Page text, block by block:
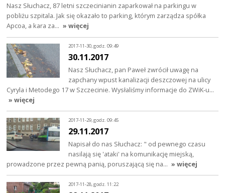
Nasz Słuchacz, 87 letni szczecinianin zaparkował na parkingu w
pobliżu szpitala. Jak się okazało to parking, którym zarządza spółka
Apcoa, a kara za… » więcej
2017-11-30, godz. 09:49
30.11.2017
Nasz Słuchacz, pan Paweł zwrócił uwagę na
zapchany wpust kanalizacji deszczowej na ulicy
Cyryla i Metodego 17 w Szczecinie. Wysłaliśmy informacje do ZWiK-u…
» więcej
2017-11-29, godz. 09:45
29.11.2017
Napisał do nas Słuchacz: " od pewnego czasu
nasilają się 'ataki' na komunikację miejską,
prowadzone przez pewną panią, poruszającą się na… » więcej
2017-11-28, godz. 11:22